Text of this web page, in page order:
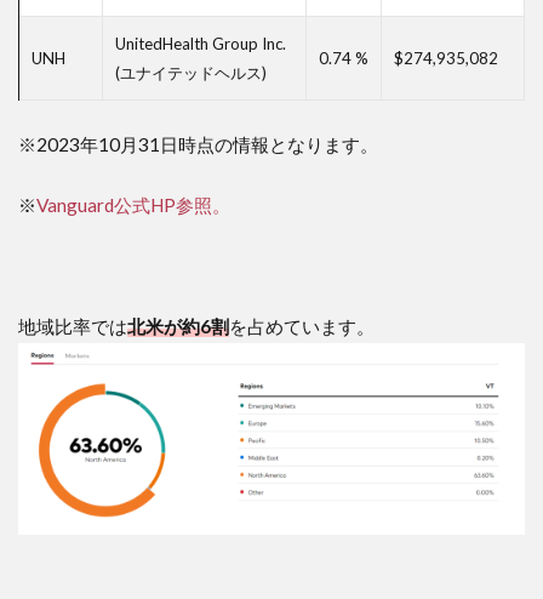
オ
グロ
ルポ
テク
ノロ
ジー
重視
トフ
オ
UNH
UnitedHealth Group Inc.
(ユナイテッドヘルス)
0.74 % $274,935,082
※2023年10月31日時点の情報となります。
※Vanguard公式HP参照。
地域比率では北米が約6割を占めています。